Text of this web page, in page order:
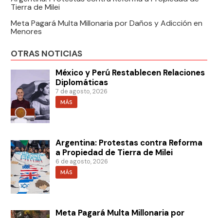
Tierra de Milei
Meta Pagará Multa Millonaria por Daños y Adicción en
Menores
OTRAS NOTICIAS
México y Perú Restablecen Relaciones
Diplomáticas
7 de agosto, 2026
MÁS
Argentina: Protestas contra Reforma
a Propiedad de Tierra de Milei
6 de agosto, 2026
MÁS
Meta Pagará Multa Millonaria por